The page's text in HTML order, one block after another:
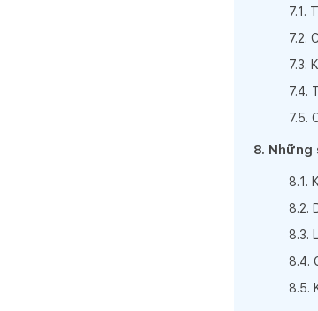
7.1 .
7.2.
7.3.
7.4.
7.5.
8. Những
8.1 .
8.2.
8.3.
8.4.
8.5.